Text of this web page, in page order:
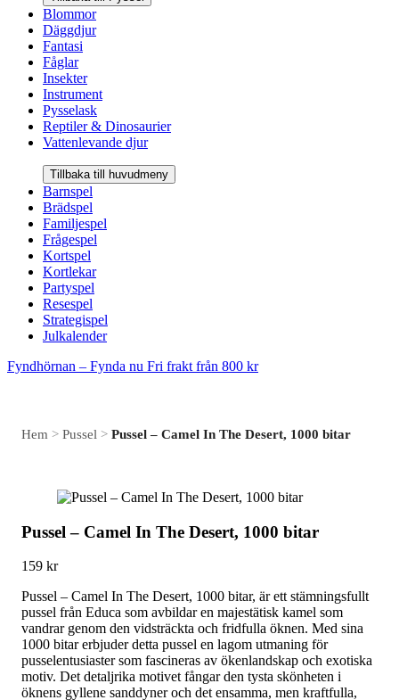
Blommor
Däggdjur
Fantasi
Fåglar
Insekter
Instrument
Pysselask
Reptiler & Dinosaurier
Vattenlevande djur
Tillbaka till huvudmeny
Barnspel
Brädspel
Familjespel
Frågespel
Kortspel
Kortlekar
Partyspel
Resespel
Strategispel
Julkalender
Fyndhörnan – Fynda nu Fri frakt från 800 kr
Hem > Pussel > Pussel – Camel In The Desert, 1000 bitar
Pussel – Camel In The Desert, 1000 bitar
159 kr
Pussel – Camel In The Desert, 1000 bitar, är ett stämningsfullt
pussel från Educa som avbildar en majestätisk kamel som
vandrar genom den vidsträckta och fridfulla öknen. Med sina
1000 bitar erbjuder detta pussel en lagom utmaning för
pusselentusiaster som fascineras av ökenlandskap och exotiska
motiv. Det detaljrika motivet fångar den tysta skönheten i
öknens gyllene sanddyner och det ensamma, men kraftfulla,